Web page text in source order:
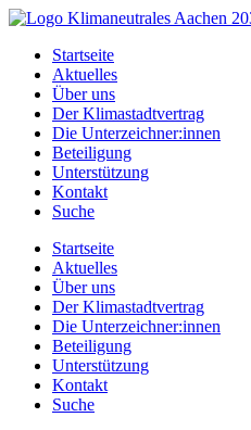
Zum
springenStartseite
Aktuelles
Über uns
Der Klimastadtvertrag
Die Unterzeichner:innen
Beteiligung
Unterstützung
Kontakt
Suche
Startseite
Aktuelles
Über uns
Der Klimastadtvertrag
Die Unterzeichner:innen
Beteiligung
Unterstützung
Kontakt
Suche